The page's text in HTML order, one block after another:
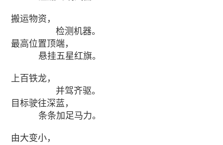
搬运物资，
检测机器。
最高位置顶端，
悬挂五星红旗。
上百铁龙，
并驾齐驱。
目标驶往深蓝，
条条加足马力。
由大变小，